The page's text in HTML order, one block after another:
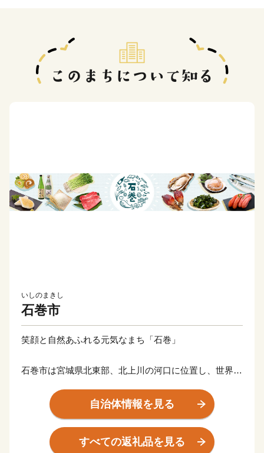
いしのまきし
石巻市
笑顔と自然あふれる元気なまち「石巻」
石巻市は宮城県北東部、北上川の河口に位置し、世界三
海岸沿いは多様な魚が集まる地形であり、また世界有数
の植物プランクトンの発生地でもあることから、かき、
ほや、帆立などがおいしく育ちます。
山・川・海・島といった多様な自然や、石ノ森萬画館を
自治体情報を見る
すべての返礼品を見る